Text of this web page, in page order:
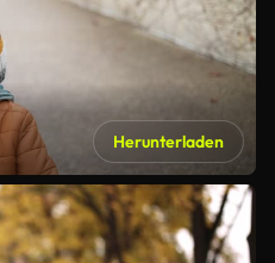
Herunterladen